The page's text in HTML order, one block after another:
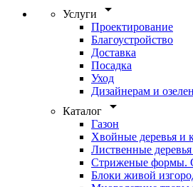
Услуги arrow_drop_down
Проектирование
Благоустройство
Доставка
Посадка
Уход
Дизайнерам и
Каталог
arrow_drop_down
Газон
Хвойные деревья и
Лиственные
Стриженые формы.
Блоки живой